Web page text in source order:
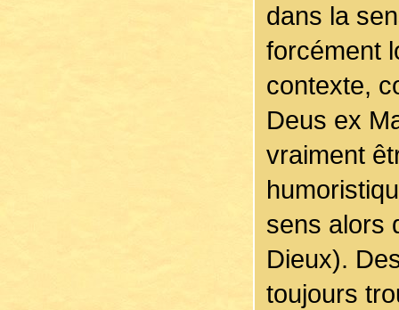
dans la
forcément
contexte,
Deus ex
vraiment
sens alors
Dieux).
toujours